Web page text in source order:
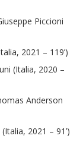
Piccioni
2021 – 119’)
(Italia, 2020 –
Anderson
2021 – 91’)